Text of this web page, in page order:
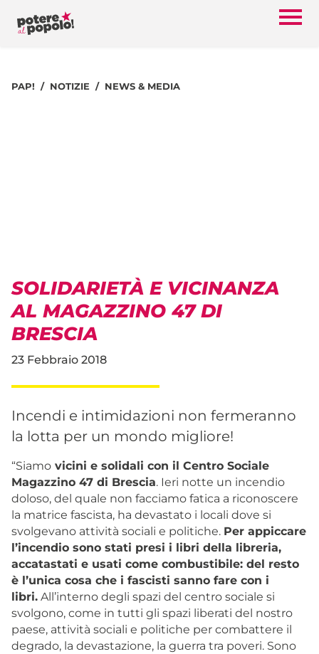
PAP! NOTIZIE NEWS & MEDIA
SOLIDARIETÀ E VICINANZA
AL MAGAZZINO 47 DI
BRESCIA
23 Febbraio 2018
Incendi e intimidazioni non fermeranno
la lotta per un mondo migliore!
“Siamo vicini e solidali con il Centro Sociale
Magazzino 47 di Brescia. Ieri notte un incendio
doloso, del quale non facciamo fatica a riconoscere
la matrice fascista, ha devastato i locali dove si
svolgevano attività sociali e politiche. Per appiccare
l’incendio sono stati presi i libri della libreria,
accatastati e usati come combustibile: del resto
è l’unica cosa che i fascisti sanno fare con i
libri. All’interno degli spazi del centro sociale si
svolgono, come in tutti gli spazi liberati del nostro
paese, attività sociali e politiche per combattere il
degrado, la devastazione, la guerra tra poveri. Sono